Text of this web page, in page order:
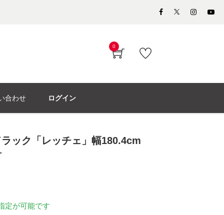
0
合わせ ログイン
ック「レッチェ」幅180.4cm
定が可能です